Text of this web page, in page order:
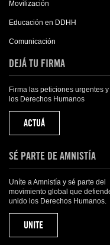
Movilización
Educación en DDHH
Comunicación
DEJÁ TU FIRMA
Firma las peticiones urgentes
los Derechos Humanos
ACTUÁ
SÉ PARTE DE AMNISTÍA
Uníte a Amnistía y sé parte del
movimiento global que
unido los Derechos Humanos.
UNITE